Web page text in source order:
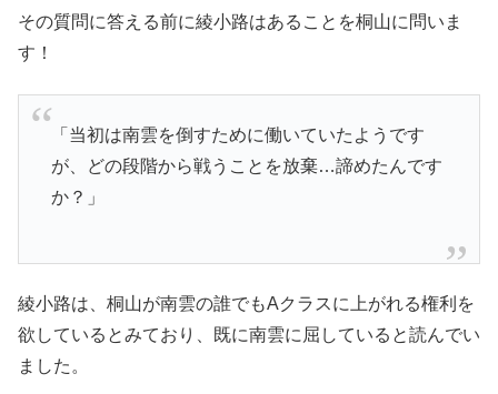
その質問に答える前に綾小路はあることを桐山に問いま
す！
「当初は南雲を倒すために働いていたようです
が、どの段階から戦うことを放棄…諦めたんです
か？」
綾小路は、桐山が南雲の誰でもAクラスに上がれる権利を
欲しているとみており、既に南雲に屈していると読んでい
ました。